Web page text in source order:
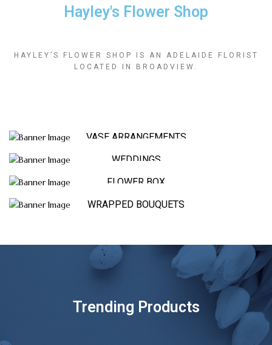
Hayley's Flower Shop
HAYLEY’S FLOWER SHOP IS AN ADELAIDE FLORIST
LOCATED IN BROADVIEW.
VASE ARRANGEMENTS
WEDDINGS
FLOWER BOX
WRAPPED BOUQUETS
Trending Products